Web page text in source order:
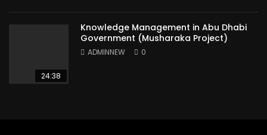
24:38
Knowledge Management in Abu Dhabi
Government (Musharaka Project)
ADMINNEW 0